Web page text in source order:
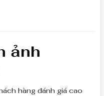
ảnh
hàng đánh giá cao